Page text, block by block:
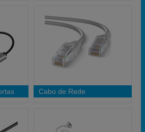
Cabo de Rede